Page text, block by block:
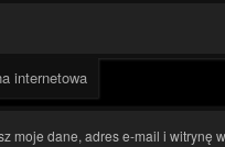
internetowa
moje dane, adres e-mail i witrynę